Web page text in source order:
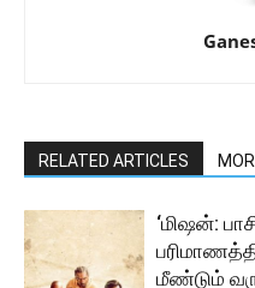
RELATED ARTICLES
‘மிஷன்:
மீண்டும்